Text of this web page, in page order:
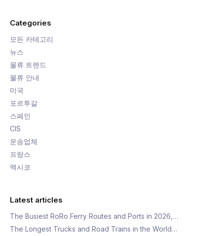
Categories
모든 카테고리
뉴스
물류 트렌드
물류 안내
미국
포르투갈
스페인
CIS
운송업체
프랑스
멕시코
Latest articles
The Busiest RoRo Ferry Routes and Ports in 2026,…
The Longest Trucks and Road Trains in the World…